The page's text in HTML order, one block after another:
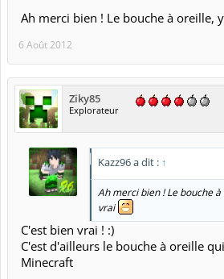
Ah merci bien ! Le bouche à oreille,
6 Août 2012
Ziky85
Explorateur
Kazz96 a dit : ↑
Ah merci bien ! Le bouche
vrai
C'est bien vrai ! :)
C'est d'ailleurs le bouche à oreille
Minecraft